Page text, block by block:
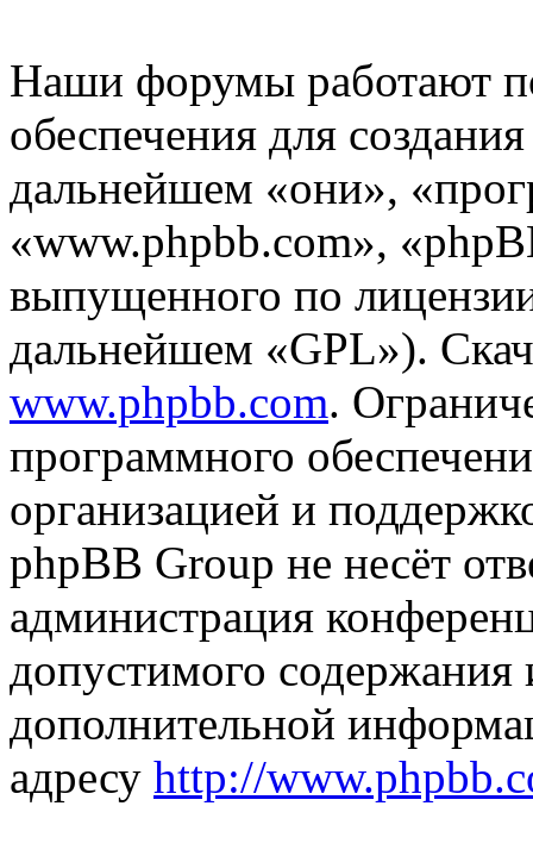
Наши форумы работают
обеспечения для
дальнейшем «они»,
«www.phpbb.com»,
выпущенного по
дальнейшем «GPL»).
www.phpbb.com.
программного
организацией и
phpBB Group не несёт
администрация
допустимого
дополнительной
адресу http://